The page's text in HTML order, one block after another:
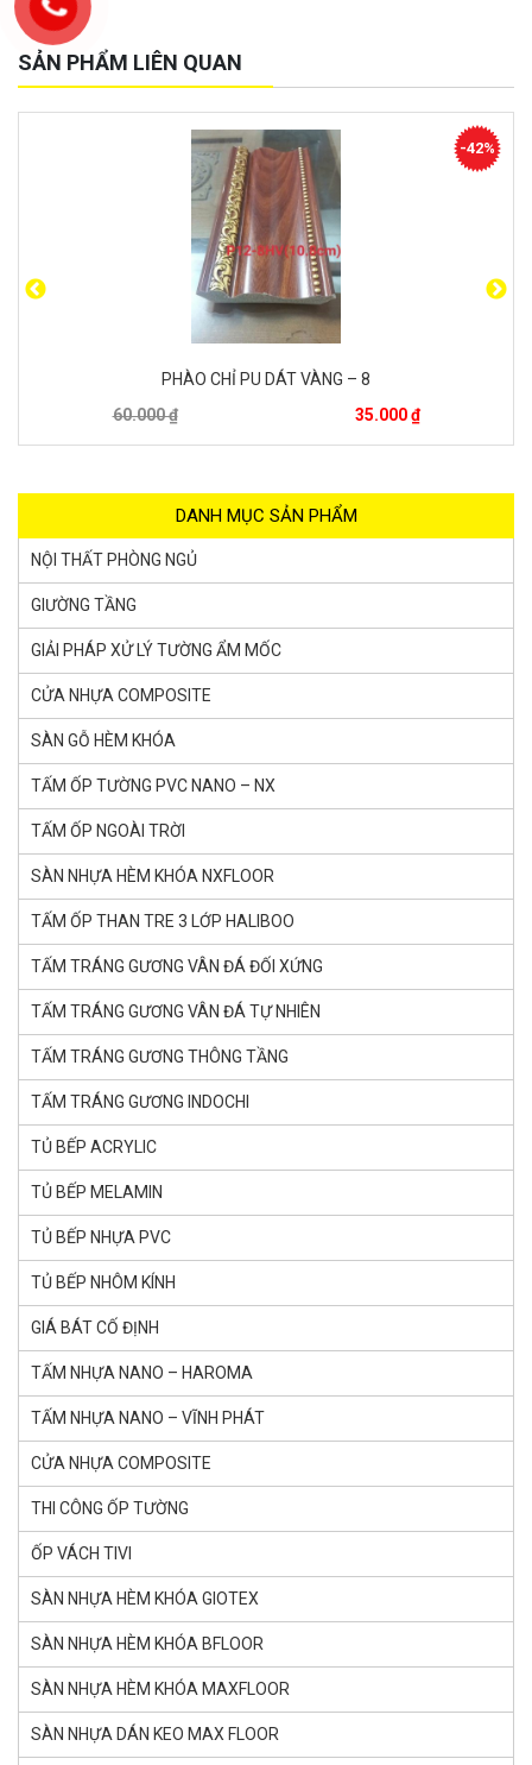
SẢN PHẨM LIÊN QUAN
PHÀO CHỈ PU DÁT VÀNG – 5
60.000 ₫
35.000 ₫
-42%
DANH MỤC SẢN PHẨM
NỘI THẤT PHÒNG NGỦ
GIƯỜNG TẦNG
GIẢI PHÁP XỬ LÝ TƯỜNG ẨM MỐC
CỬA NHỰA COMPOSITE
SÀN GỖ HÈM KHÓA
TẤM ỐP TƯỜNG PVC NANO – NX
TẤM ỐP NGOÀI TRỜI
SÀN NHỰA HÈM KHÓA NXFLOOR
TẤM ỐP THAN TRE 3 LỚP HALIBOO
TẤM TRÁNG GƯƠNG VÂN ĐÁ ĐỐI XỨNG
TẤM TRÁNG GƯƠNG VÂN ĐÁ TỰ NHIÊN
TẤM TRÁNG GƯƠNG THÔNG TẦNG
TẤM TRÁNG GƯƠNG INDOCHI
TỦ BẾP ACRYLIC
TỦ BẾP MELAMIN
TỦ BẾP NHỰA PVC
TỦ BẾP NHÔM KÍNH
GIÁ BÁT CỐ ĐỊNH
TẤM NHỰA NANO – HAROMA
TẤM NHỰA NANO – VĨNH PHÁT
CỬA NHỰA COMPOSITE
THI CÔNG ỐP TƯỜNG
ỐP VÁCH TIVI
SÀN NHỰA HÈM KHÓA GlOTEX
SÀN NHỰA HÈM KHÓA BFLOOR
SÀN NHỰA HÈM KHÓA MAXFLOOR
SÀN NHỰA DÁN KEO MAX FLOOR